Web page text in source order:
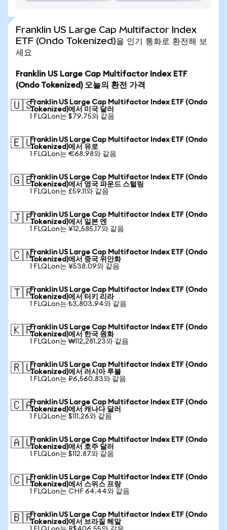
Franklin US Large Cap Multifactor Index
ETF (Ondo Tokenized)을 인기 통화로 환전해 보
세요
Franklin US Large Cap Multifactor Index ETF
(Ondo Tokenized) 오늘의 환전 가격
🇺🇸Franklin US Large Cap Multifactor Index ETF (Ondo
Tokenized)에서 미국 달러
1 FLQLon는 $79.75와 같음
🇪🇺Franklin US Large Cap Multifactor Index ETF (Ondo
Tokenized)에서 유로
1 FLQLon는 €68.98와 같음
🇬🇧Franklin US Large Cap Multifactor Index ETF (Ondo
Tokenized)에서 영국 파운드 스털링
1 FLQLon는 £59.11와 같음
🇯🇵Franklin US Large Cap Multifactor Index ETF (Ondo
Tokenized)에서 일본 엔
1 FLQLon는 ¥12,585.17와 같음
🇨🇳Franklin US Large Cap Multifactor Index ETF (Ondo
Tokenized)에서 중국 위안화
1 FLQLon는 ¥538.09와 같음
🇹🇷Franklin US Large Cap Multifactor Index ETF (Ondo
Tokenized)에서 터키 리라
1 FLQLon는 ₺3,803.94와 같음
🇰🇷Franklin US Large Cap Multifactor Index ETF (Ondo
Tokenized)에서 한국 원화
1 FLQLon는 ₩112,281.23와 같음
🇷🇺Franklin US Large Cap Multifactor Index ETF (Ondo
Tokenized)에서 러시아 루블
1 FLQLon는 ₽6,560.83와 같음
🇨🇦Franklin US Large Cap Multifactor Index ETF (Ondo
Tokenized)에서 캐나다 달러
1 FLQLon는 $111.26와 같음
🇦🇺Franklin US Large Cap Multifactor Index ETF (Ondo
Tokenized)에서 호주 달러
1 FLQLon는 $112.87와 같음
🇨🇭Franklin US Large Cap Multifactor Index ETF (Ondo
Tokenized)에서 스위스 프랑
1 FLQLon는 CHF 64.44와 같음
🇧🇷Franklin US Large Cap Multifactor Index ETF (Ondo
Tokenized)에서 브라질 헤알